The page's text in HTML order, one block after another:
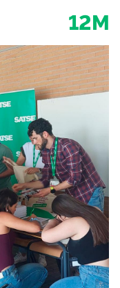
12M